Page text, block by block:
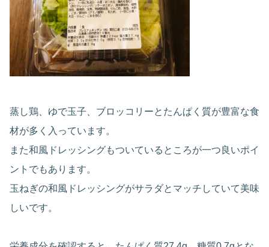
蒸し鶏、ゆで玉子、ブロッコリーとたんぱく質が豊富な食
材が多く入っています。
また和風ドレッシングもついているところが一つ良いポイ
ントでもあります。
玉ねぎの和風ドレッシングがサラダとマッチしていて美味
しいです。